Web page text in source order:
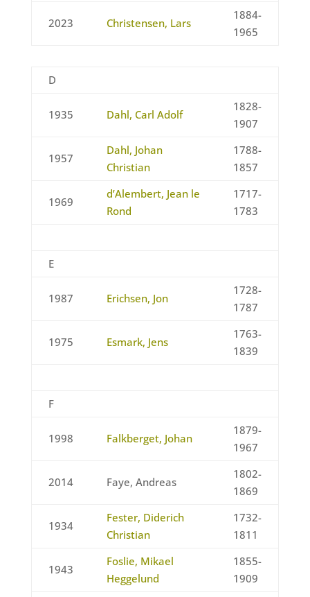
2023 Christensen, Lars
1884-
1965
D
1935 Dahl, Carl Adolf
1828-
1907
1957
Dahl, Johan
Christian
1788-
1857
1969
d’Alembert, Jean le
Rond
1717-
1783
E
1987 Erichsen, Jon
1728-
1787
1975 Esmark, Jens
1763-
1839
F
1998 Falkberget, Johan
1879-
1967
2014 Faye, Andreas
1802-
1869
1934
Fester, Diderich
Christian
1732-
1811
1943
Foslie, Mikael
Heggelund
1855-
1909